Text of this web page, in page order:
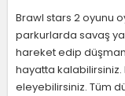
Brawl stars 2 oyunu
parkurlarda savaş
hareket edip
hayatta
eleyebilirsiniz. Tüm